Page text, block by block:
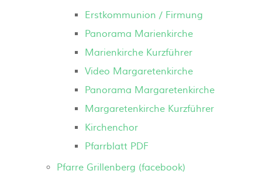
Erstkommunion / Firmung
Panorama Marienkirche
Marienkirche Kurzführer
Video Margaretenkirche
Panorama Margaretenkirche
Margaretenkirche Kurzführer
Kirchenchor
Pfarrblatt PDF
Pfarre Grillenberg (facebook)